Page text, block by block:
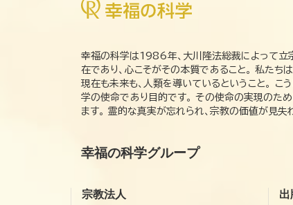
幸福の科学は1986年、大川隆法総裁によって立
在であり、心こそがその本質であること。 私たち
現在も未来も、人類を導いているということ。 こ
学の使命であり目的です。 その使命の実現のた
ます。 霊的な真実が忘れられ、宗教の価値が見
幸福の科学グループ
宗教法人 出